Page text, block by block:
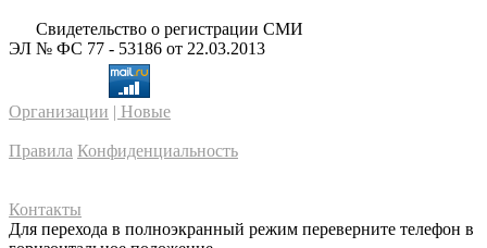
Свидетельство о регистрации СМИ
ЭЛ № ФС 77 - 53186 от 22.03.2013
Организации | Новые
Правила Конфиденциальность
Контакты
Для перехода в полноэкранный режим переверните телефон в